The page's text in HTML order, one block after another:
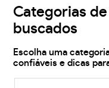
Categorias
buscados
Escolha uma
confiáveis e dicas